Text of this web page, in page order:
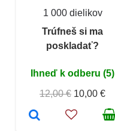
1 000 dielikov
Trúfneš si ma
poskladať?
Ihneď k odberu (5)
12,00 € 10,00 €